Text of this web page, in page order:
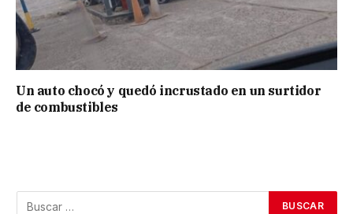
Un auto chocó y quedó incrustado en un surtidor
de combustibles